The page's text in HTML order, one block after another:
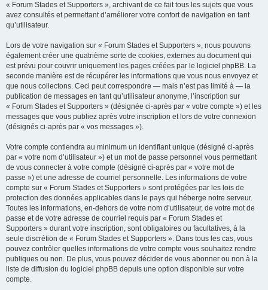
« Forum Stades et Supporters », archivant de ce fait tous les sujets que vous
avez consultés et permettant d’améliorer votre confort de navigation en tant
qu’utilisateur.
Lors de votre navigation sur « Forum Stades et Supporters », nous pouvons
également créer une quatrième sorte de cookies, externes au document qui
est prévu pour couvrir uniquement les pages créées par le logiciel phpBB. La
seconde manière est de récupérer les informations que vous nous envoyez et
que nous collectons. Ceci peut correspondre — mais n’est pas limité à — la
publication de messages en tant qu’utilisateur anonyme, l’inscription sur
« Forum Stades et Supporters » (désignée ci-après par « votre compte ») et les
messages que vous publiez après votre inscription et lors de votre connexion
(désignés ci-après par « vos messages »).
Votre compte contiendra au minimum un identifiant unique (désigné ci-après
par « votre nom d’utilisateur ») et un mot de passe personnel vous permettant
de vous connecter à votre compte (désigné ci-après par « votre mot de
passe ») et une adresse de courriel personnelle. Les informations de votre
compte sur « Forum Stades et Supporters » sont protégées par les lois de
protection des données applicables dans le pays qui héberge notre serveur.
Toutes les informations, en-dehors de votre nom d’utilisateur, de votre mot de
passe et de votre adresse de courriel requis par « Forum Stades et
Supporters » durant votre inscription, sont obligatoires ou facultatives, à la
seule discrétion de « Forum Stades et Supporters ». Dans tous les cas, vous
pouvez contrôler quelles informations de votre compte vous souhaitez rendre
publiques ou non. De plus, vous pouvez décider de vous abonner ou non à la
liste de diffusion du logiciel phpBB depuis une option disponible sur votre
compte.